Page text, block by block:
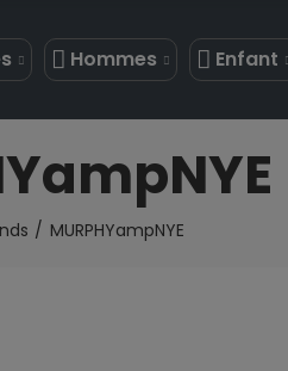
Hommes Enfant
MURPHYampNYE